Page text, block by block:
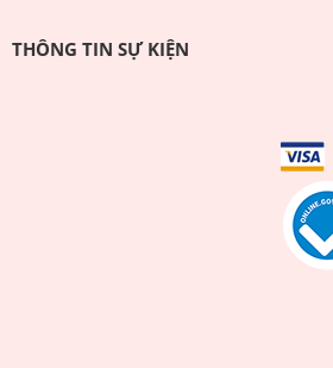
THÔNG TIN SỰ KIỆN